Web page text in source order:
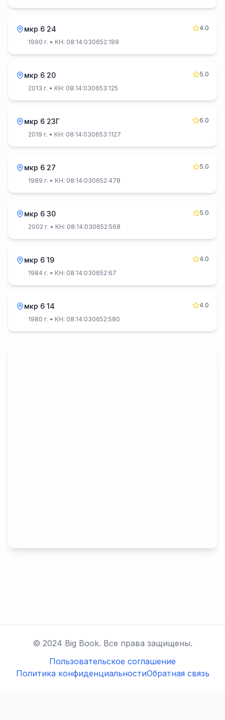
мкр 6 24
4.0
1990 г. • КН: 08:14:030652:199
мкр 6 20
5.0
2013 г. • КН: 08:14:030653:125
мкр 6 23Г
6.0
2019 г. • КН: 08:14:030653:1127
мкр 6 27
5.0
1989 г. • КН: 08:14:030652:478
мкр 6 30
5.0
2002 г. • КН: 08:14:030652:568
мкр 6 19
4.0
1984 г. • КН: 08:14:030652:67
мкр 6 14
4.0
1980 г. • КН: 08:14:030652:580
© 2024 Big Book. Все права защищены.
Пользовательское соглашение
Политика конфиденциальностиОбратная связь